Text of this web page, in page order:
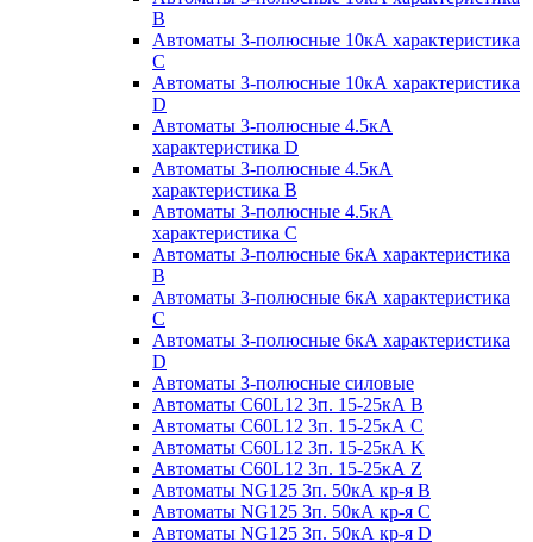
B
Автоматы 3-полюсные 10кА характеристика
C
Автоматы 3-полюсные 10кА характеристика
D
Автоматы 3-полюсные 4.5кА
характеристика D
Автоматы 3-полюсные 4.5кА
характеристика В
Автоматы 3-полюсные 4.5кА
характеристика С
Автоматы 3-полюсные 6кА характеристика
B
Автоматы 3-полюсные 6кА характеристика
C
Автоматы 3-полюсные 6кА характеристика
D
Автоматы 3-полюсные силовые
Автоматы C60L12 3п. 15-25кА B
Автоматы C60L12 3п. 15-25кА C
Автоматы C60L12 3п. 15-25кА K
Автоматы C60L12 3п. 15-25кА Z
Автоматы NG125 3п. 50кА кр-я B
Автоматы NG125 3п. 50кА кр-я C
Автоматы NG125 3п. 50кА кр-я D